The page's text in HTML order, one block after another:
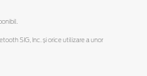
SIG, Inc. și orice utilizare a unor